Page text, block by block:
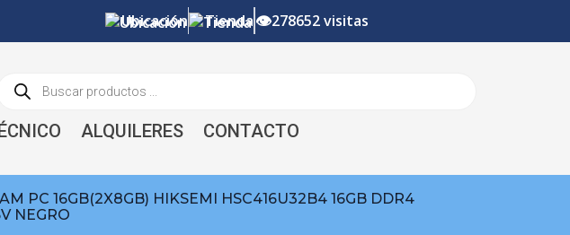
Ubicación Tienda👁278652 visitas
productos
ALQUILERES CONTACTO
PC 16GB(2X8GB) HIKSEMI HSC416U32B4 16GB DDR4
NEGRO